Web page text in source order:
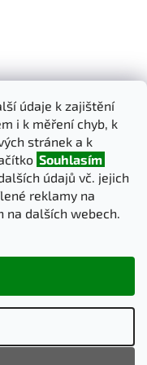
údaje k zajištění
i k měření chyb, k
stránek a k
Souhlasím
údajů vč. jejich
reklamy na
na dalších webech.
informace o nových